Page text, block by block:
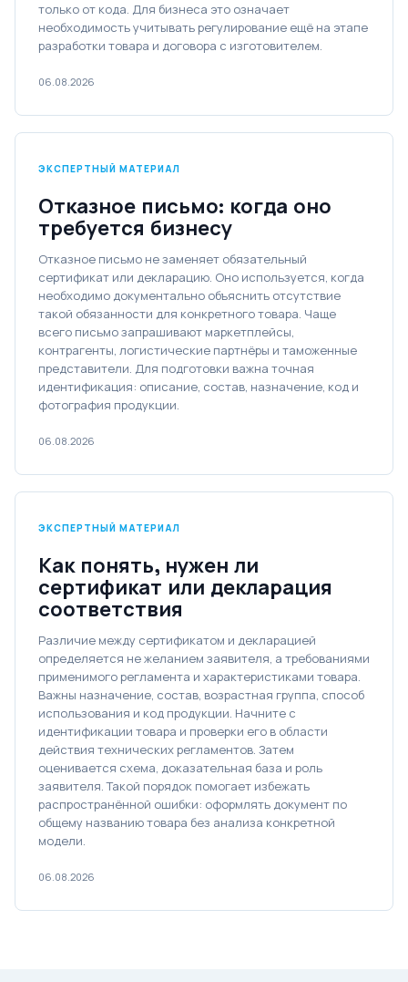
только от кода. Для бизнеса это означает
необходимость учитывать регулирование ещё на этапе
разработки товара и договора с изготовителем.
06.08.2026
ЭКСПЕРТНЫЙ МАТЕРИАЛ
Отказное письмо: когда оно
требуется бизнесу
Отказное письмо не заменяет обязательный
сертификат или декларацию. Оно используется, когда
необходимо документально объяснить отсутствие
такой обязанности для конкретного товара. Чаще
всего письмо запрашивают маркетплейсы,
контрагенты, логистические партнёры и таможенные
представители. Для подготовки важна точная
идентификация: описание, состав, назначение, код и
фотография продукции.
06.08.2026
ЭКСПЕРТНЫЙ МАТЕРИАЛ
Как понять, нужен ли
сертификат или декларация
соответствия
Различие между сертификатом и декларацией
определяется не желанием заявителя, а требованиями
применимого регламента и характеристиками товара.
Важны назначение, состав, возрастная группа, способ
использования и код продукции. Начните с
идентификации товара и проверки его в области
действия технических регламентов. Затем
оценивается схема, доказательная база и роль
заявителя. Такой порядок помогает избежать
распространённой ошибки: оформлять документ по
общему названию товара без анализа конкретной
модели.
06.08.2026